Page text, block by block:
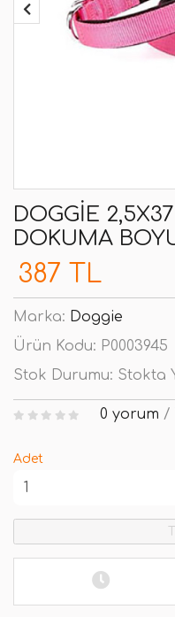
DOGGIE
DOKUMA
387 TL
Marka: Doggie
Ürün Kodu: P0003945
Stok Durumu: Stokta
0 yorum /
Adet